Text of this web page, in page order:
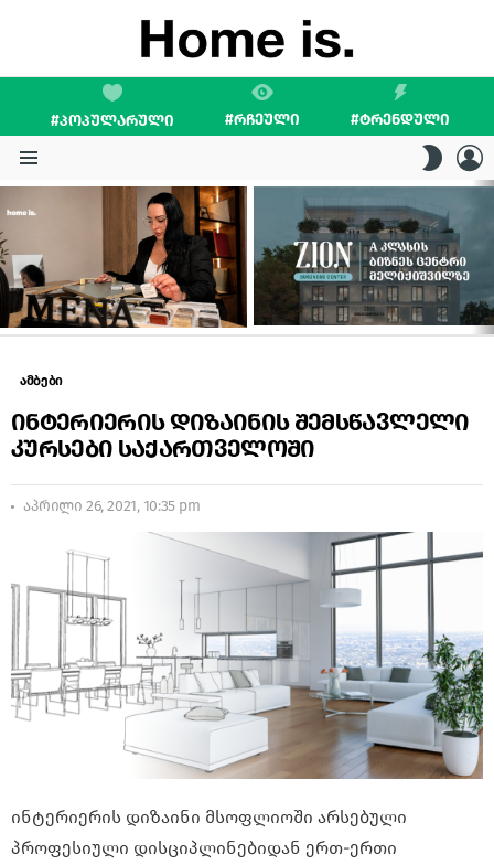
#ᲞᲝᲞᲣᲚᲐᲠᲣᲚᲘ #ᲠᲩᲔᲣᲚᲘ #ᲢᲠᲔᲜᲓᲣᲚᲘ
SKIN
STORIES
ამბები
ინტერიერის დიზაინის შემსწავლელი
კურსები საქართველოში
აპრილი 26, 2021, 10:35 pm
ინტერიერის დიზაინი მსოფლიოში არსებული
პროფესიული დისციპლინებიდან ერთ-ერთი